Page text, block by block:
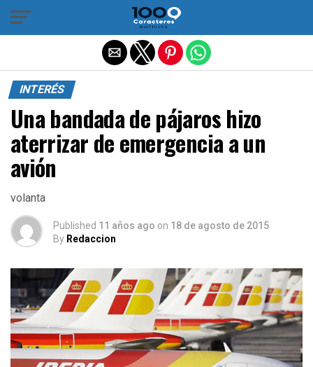
INTERÉS
Una bandada de pájaros hizo
aterrizar de emergencia a un
avión
volanta
Published 11 años ago on 18 de agosto de 2015
By Redaccion
Salir de la versión móvil